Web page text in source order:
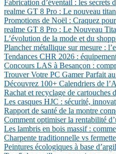
Fabrication d’éventail : les secrets
realme GT 8 Pro : Le nouveau
Promotions de Noël : Craquez
realme GT 8 Pro : Le Nouveau
L’évolution de la mode et du
Plancher métallique sur mesure :
Tendances CHR 2026 :
Concours LAS à Besançon :
Trouver Votre PC Gamer Parfait
Découvrez 100+ Calendriers de
Rachat et recyclage de cartouches
Les casques HJC : sécurité,
Rapport de santé de la montre
Comment optimiser la rentabilité
Les lambris en bois massif :
Charpente traditionnelle vs
Peintures écologiques à base